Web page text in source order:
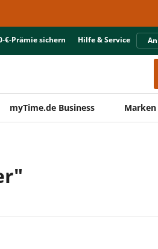
€-Prämie sichern Hilfe & Service
myTime.de Business Marken